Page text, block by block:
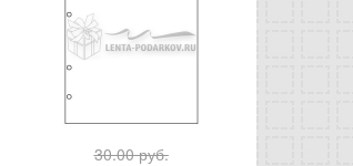
30.00 руб.